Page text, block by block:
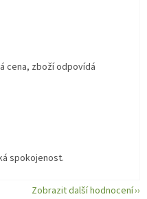
5 z 5 hvězdiček.
cena, zboží odpovídá
5 z 5 hvězdiček.
spokojenost.
Zobrazit další hodnocení